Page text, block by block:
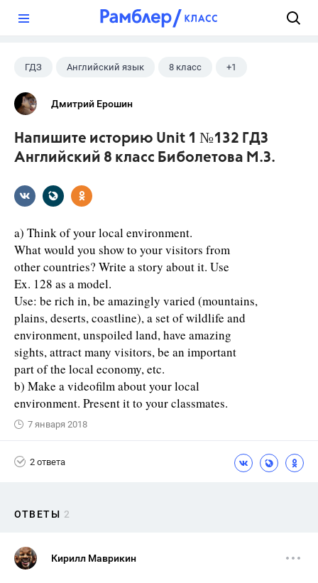
ГДЗ Английский язык 8 класс +1
Биболетова М. З.
Дмитрий Ерошин
Напишите историю Unit 1 №132 ГДЗ
Английский 8 класс Биболетова М.З.
a) Think of your local environment.
What would you show to your visitors from
other countries? Write a story about it. Use
Ex. 128 as a model.
Use: be rich in, be amazingly varied (mountains,
plains, deserts, coastline), a set of wildlife and
environment, unspoiled land, have amazing
sights, attract many visitors, be an important
part of the local economy, etc.
b) Make a videofilm about your local
environment. Present it to your classmates.
7 января 2018
2 ответа
ОТВЕТЫ 2
Кирилл Маврикин